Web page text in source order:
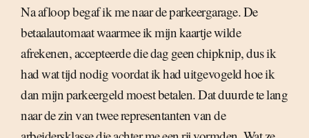
Na afloop begaf ik me naar de parkeergarage. De
betaalautomaat waarmee ik mijn kaartje wilde
afrekenen, accepteerde die dag geen chipknip, dus ik
had wat tijd nodig voordat ik had uitgevogeld hoe ik
dan mijn parkeergeld moest betalen. Dat duurde te lang
naar de zin van twee representanten van de